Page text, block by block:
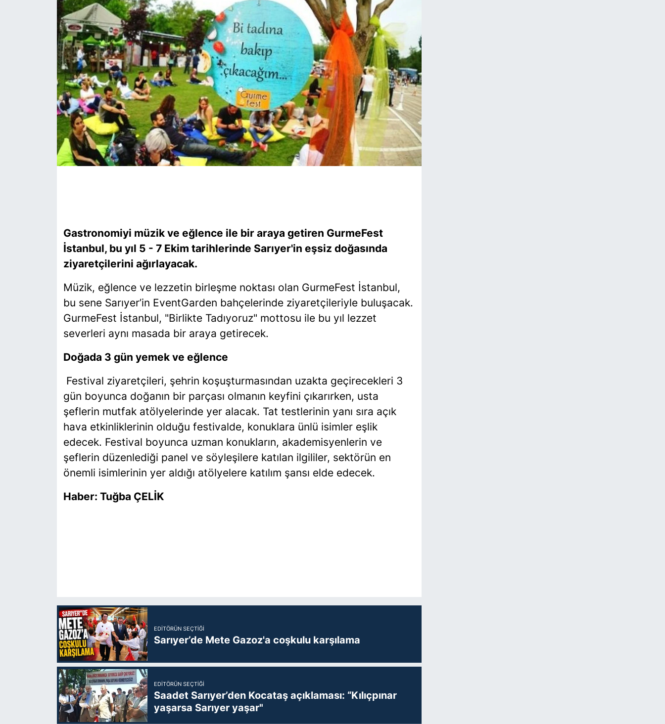
Gastronomiyi müzik ve eğlence ile bir araya getiren GurmeFest
İstanbul, bu yıl 5 - 7 Ekim tarihlerinde Sarıyer'in eşsiz doğasında
ziyaretçilerini ağırlayacak.
Müzik, eğlence ve lezzetin birleşme noktası olan GurmeFest İstanbul,
bu sene Sarıyer’in EventGarden bahçelerinde ziyaretçileriyle buluşacak.
GurmeFest İstanbul, "Birlikte Tadıyoruz" mottosu ile bu yıl lezzet
severleri aynı masada bir araya getirecek.
Doğada 3 gün yemek ve eğlence
Festival ziyaretçileri, şehrin koşuşturmasından uzakta geçirecekleri 3
gün boyunca doğanın bir parçası olmanın keyfini çıkarırken, usta
şeflerin mutfak atölyelerinde yer alacak. Tat testlerinin yanı sıra açık
hava etkinliklerinin olduğu festivalde, konuklara ünlü isimler eşlik
edecek. Festival boyunca uzman konukların, akademisyenlerin ve
şeflerin düzenlediği panel ve söyleşilere katılan ilgililer, sektörün en
önemli isimlerinin yer aldığı atölyelere katılım şansı elde edecek.
Haber: Tuğba ÇELİK
EDITÖRÜN SEÇTIĞI
Sarıyer’de Mete Gazoz'a coşkulu karşılama
EDITÖRÜN SEÇTIĞI
Saadet Sarıyer’den Kocataş açıklaması: “Kılıçpınar
yaşarsa Sarıyer yaşar"
KÖŞE YAZILARI
KÖŞE YAZILARI (Arşiv)
KÜLTÜR SANAT
MAGAZİN
RÖPORTAJ
SAĞLIK
SARIYER HABERLERİ
SİYASET
SON DAKİKA HABERİ
TEKNOLOJİ